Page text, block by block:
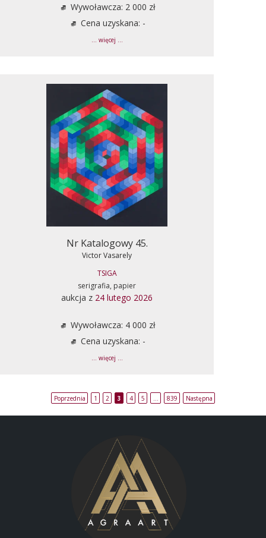
Wywoławcza: 2 000 zł
Cena uzyskana: -
... więcej ...
Nr Katalogowy 45.
Victor Vasarely
TSIGA
serigrafia, papier
aukcja z 24 lutego 2026
Wywoławcza: 4 000 zł
Cena uzyskana: -
... więcej ...
Poprzednia 1 2 3 4 5 839 Następna